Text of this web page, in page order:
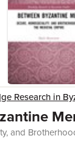
Research in
and